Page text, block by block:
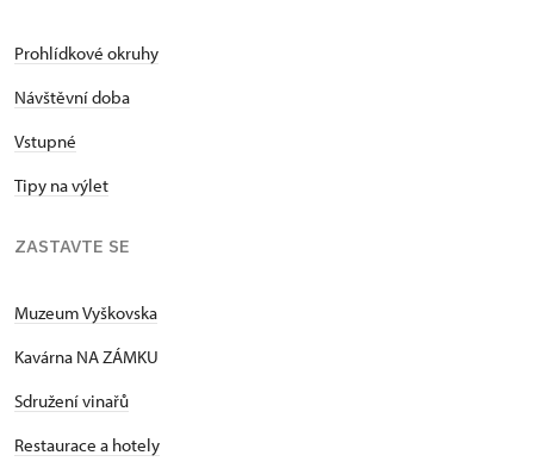
Prohlídkové okruhy
Návštěvní doba
Vstupné
Tipy na výlet
ZASTAVTE SE
Muzeum Vyškovska
Kavárna NA ZÁMKU
Sdružení vinařů
Restaurace a hotely